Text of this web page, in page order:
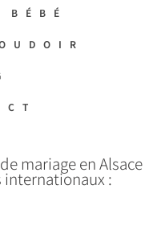
mariage en Alsace
internationaux :